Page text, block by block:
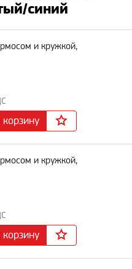
синий
и кружкой,
корзину
и кружкой,
корзину